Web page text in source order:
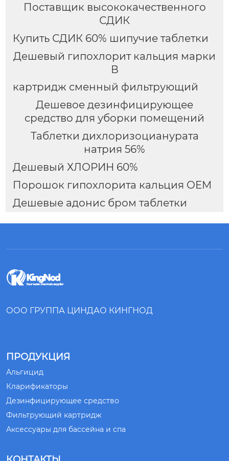
Поставщик высококачественного
СДИК
Купить СДИК 60% шипучие таблетки
Дешевый гипохлорит кальция марки
В
картридж сменный фильтрующий
Дешевое дезинфицирующее
средство для уборки помещений
Таблетки дихлоризоцианурата
натрия 56%
Дешевый ХЛОРИН 60%
Порошок гипохлорита кальция OEM
Дешевые адонис бром таблетки
ООО ГРУППА ЦИНДАО КИНГНОД
ПРОДУКЦИЯ
Альгицид
Кларификаторы
Дезинфицирующее средство
Фильтрующий картридж
Аксессуары для бассейна и спа